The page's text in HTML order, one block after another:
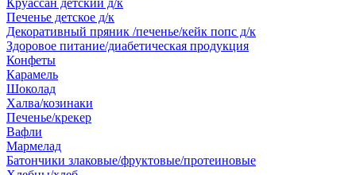
Круассан детский д/к
Печенье детское д/к
Декоративный пряник /печенье/кейк попс д/к
Здоровое питание/диабетическая продукция
Конфеты
Карамель
Шоколад
Халва/козинаки
Печенье/крекер
Вафли
Мармелад
Батончики злаковые/фруктовые/протеиновые